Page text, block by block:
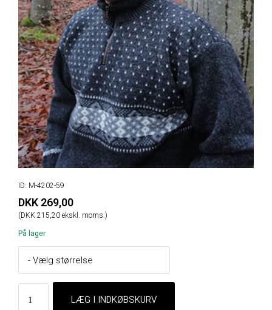
ID: M-4202-59
DKK 269,00
(DKK 215,20 ekskl. moms.)
På lager